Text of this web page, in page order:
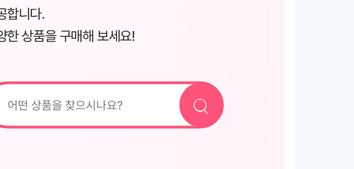
합니다.
한 상품을 구매해 보세요!